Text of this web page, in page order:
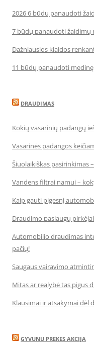
2026 6 būdų panaudoti
7 būdų panaudoti žaidimų
Dažniausios klaidos
11 būdų panaudoti
DRAUDIMAS
Kokių vasarinių padangų
Vasarinės padangos
Šiuolaikiškas pasirinkimas
Vandens filtrai namui –
Kaip gauti pigesnį
Draudimo paslaugų
Automobilio draudimas
pačių!
Saugaus vairavimo
Mitas ar realybė tas pigus
Klausimai ir atsakymai dėl
GYVUNU PREKES AKCIJA